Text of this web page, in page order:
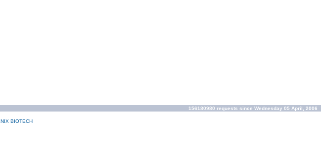
156180980 requests since Wednesday 05 April, 2006
BIOTECH